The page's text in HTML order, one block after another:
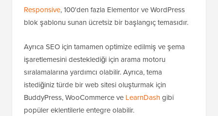
Responsive, 100'den fazla Elementor ve WordPress
blok şablonu sunan ücretsiz bir başlangıç temasıdır.
Ayrıca SEO için tamamen optimize edilmiş ve şema
işaretlemesini desteklediği için arama motoru
sıralamalarına yardımcı olabilir. Ayrıca, tema
istediğiniz türde bir web sitesi oluşturmak için
BuddyPress, WooCommerce ve LearnDashgibi
popüler eklentilerle entegre olabilir.